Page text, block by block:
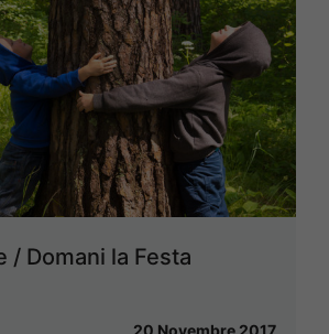
/ Domani la Festa
20 Novembre 2017